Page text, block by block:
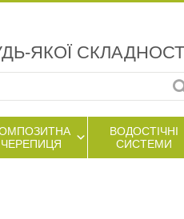
ЯКОЇ
ЧЕРЕПИЦЯ
ВОДОСТІЧНІ
СИСТЕМИ